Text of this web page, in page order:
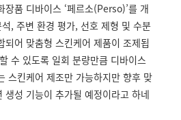
장품 디바이스 ‘페르소(Perso)’를 개
, 주변 환경 평가, 선호 제형 및 수분
되어 맞춤형 스킨케어 제품이 조제됩
수 있도록 일회 분량만큼 디바이스
스킨케어 제조만 가능하지만 향후 맞
생성 기능이 추가될 예정이라고 하네